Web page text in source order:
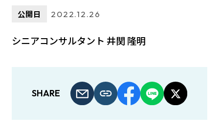
公開日 2022.12.26
シニアコンサルタント 井関 隆明
SHARE